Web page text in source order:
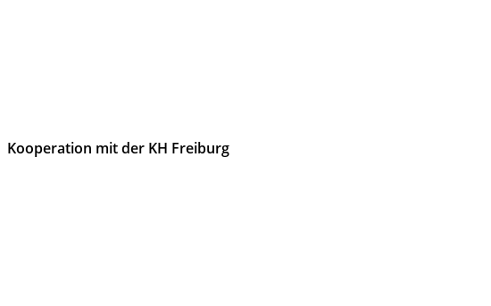
Kooperation mit der KH Freiburg